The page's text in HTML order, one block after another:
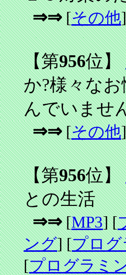
⇒⇒[その他
【第956位】
か?様々な
んでいませ
⇒⇒[その他]
【第956位】
との生活
⇒⇒[MP3] [
ング] [プロ
[プログラミ